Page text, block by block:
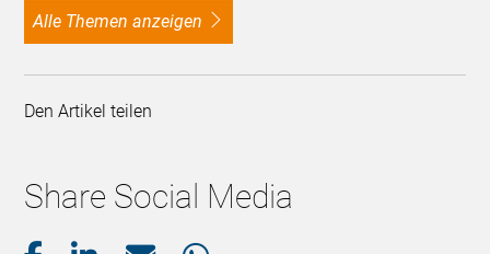
alle Themen anzeigen
Den Artikel teilen
Share Social Media